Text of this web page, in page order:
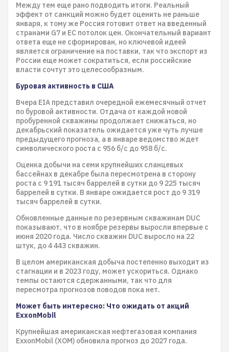
Между тем еще рано подводить итоги. Реальный
эффект от санкций можно будет оценить не раньше
января, к тому же Россия готовит ответ на введенный
странами G7 и ЕС потолок цен. Окончательный вариант
ответа еще не сформирован, но ключевой идеей
является ограничение на поставки, так что экспорт из
России еще может сократиться, если российские
власти сочтут это целесообразным.
Буровая активность в США
Вчера EIA представил очередной ежемесячный отчет
по буровой активности. Отдача от каждой новой
пробуренной скважины продолжает снижаться, но
декабрьский показатель ожидается уже чуть лучше
предыдущего прогноза, а в январе ведомство ждет
символического роста с 956 б/с до 958 б/с.
Оценка добычи на семи крупнейших сланцевых
бассейнах в декабре была пересмотрена в сторону
роста с 9 191 тысяч баррелей в сутки до 9 225 тысяч
баррелей в сутки. В январе ожидается рост до 9 319
тысяч баррелей в сутки.
Обновленные данные по резервным скважинам DUC
показывают, что в ноябре резервы выросли впервые с
июня 2020 года. Число скважин DUC выросло на 22
штук, до 4 443 скважин.
В целом американская добыча постепенно выходит из
стагнации и в 2023 году, может ускориться. Однако
темпы остаются сдержанными, так что для
пересмотра прогнозов поводов пока нет.
Может быть интересно: Что ожидать от акций
ExxonMobil
Крупнейшая американская нефтегазовая компания
ExxonMobil (XOM) обновила прогноз до 2027 года.